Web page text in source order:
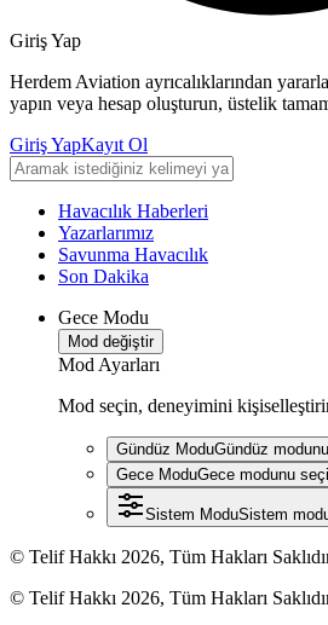
Giriş Yap
Herdem Aviation ayrıcalıklarından
yapın veya hesap oluşturun, üstelik
Giriş YapKayıt Ol
Havacılık Haberleri
Yazarlarımız
Savunma Havacılık
Son Dakika
Gece Modu
Mod değiştir
Mod Ayarları
Mod seçin, deneyimini
Gündüz ModuGündüz
Gece ModuGece modunu
Sistem ModuSistem
© Telif Hakkı 2026, Tüm Hakları
© Telif Hakkı 2026, Tüm Hakları